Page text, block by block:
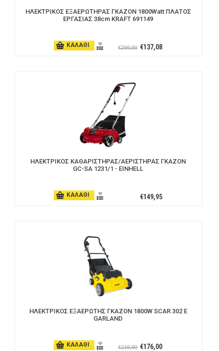
ΗΛΕΚΤΡΙΚΟΣ ΕΞΑΕΡΩΤΗΡΑΣ ΓΚΑΖΟΝ 1800Watt ΠΛΑΤΟΣ
ΕΡΓΑΣΙΑΣ 38cm KRAFT 691149
ΚΑΛΑΘΙ €137,08
€200,00
ΗΛΕΚΤΡΙΚΟΣ ΚΑΘΑΡΙΣΤΗΡΑΣ/ΑΕΡΙΣΤΗΡΑΣ ΓΚΑΖΟΝ
GC-SA 1231/1 - EINHELL
ΚΑΛΑΘΙ €149,95
ΗΛΕΚΤΡΙΚΟΣ ΕΞΑΕΡΩΤΗΣ ΓΚΑΖΟΝ 1800W SCAR 302 E
GARLAND
ΚΑΛΑΘΙ €176,00
€219,00